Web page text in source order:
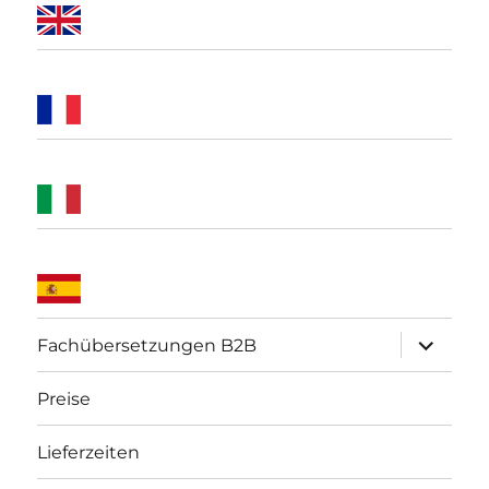
Fachübersetzungen B2B
öffnen
Preise
Lieferzeiten